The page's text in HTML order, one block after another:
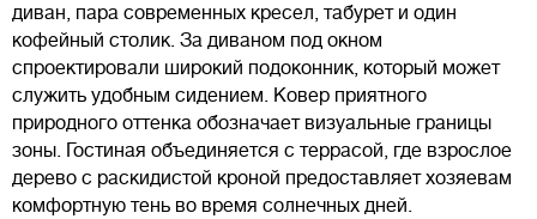
диван, пара современных кресел, табурет и один
кофейный столик. За диваном под окном
спроектировали широкий подоконник, который может
служить удобным сидением. Ковер приятного
природного оттенка обозначает визуальные границы
зоны. Гостиная объединяется с террасой, где взрослое
дерево с раскидистой кроной предоставляет хозяевам
комфортную тень во время солнечных дней.